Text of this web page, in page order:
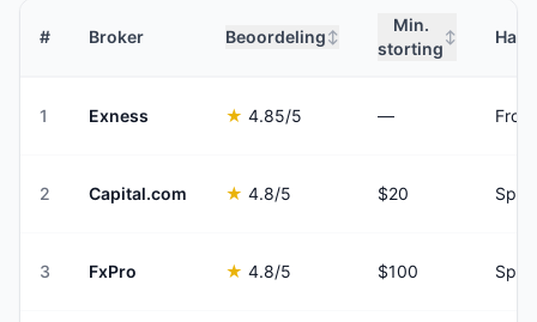
# Broker Beoordeling ↕
Min.
storting
↕
1 Exness ★ 4.85/5 —
2 Capital.com ★ 4.8/5 $20
3 FxPro ★ 4.8/5 $100